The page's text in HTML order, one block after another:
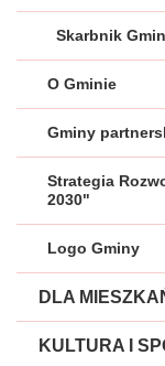
Skarbnik
O Gminie
Gminy
Strategia
2030"
Logo Gminy
DLA
KULTURA I